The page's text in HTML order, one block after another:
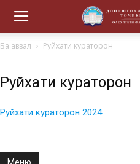
Ба аввал Руйхати кураторон
Руйхати кураторон
Руйхати кураторон 2024